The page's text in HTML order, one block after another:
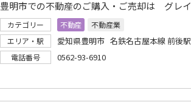
カテゴリー 不動産
不動産業
エリア・駅
愛知県豊明市 名鉄名古屋本線 前後駅
電話番号 0562-93-6910